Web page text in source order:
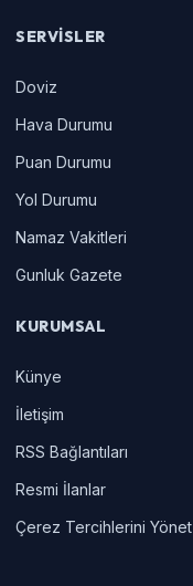
SERVISLER
Doviz
Hava Durumu
Puan Durumu
Yol Durumu
Namaz Vakitleri
Gunluk Gazete
KURUMSAL
Künye
İletişim
RSS Bağlantıları
Resmi İlanlar
Çerez Tercihlerini Yönet